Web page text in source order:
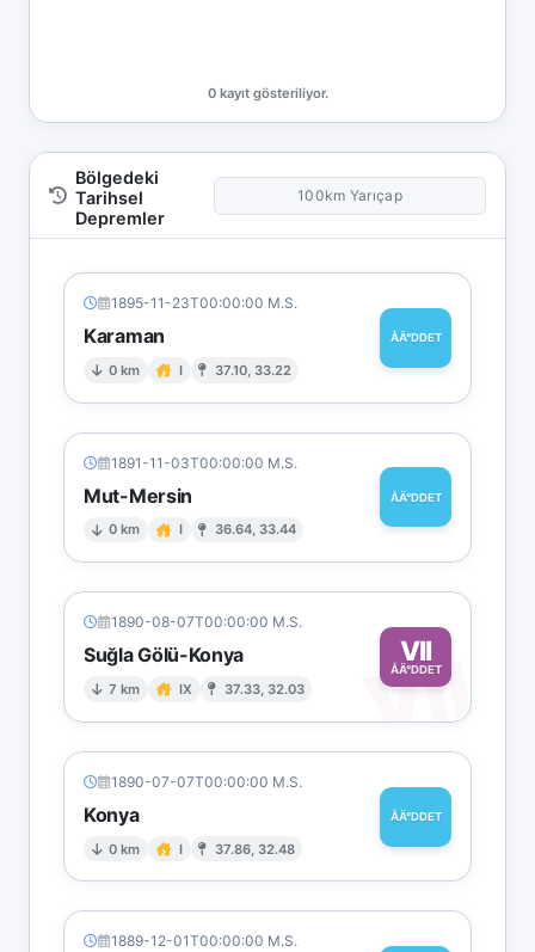
0 kayıt gösteriliyor.
Bölgedeki
Tarihsel
Depremler
100km Yarıçap
1895-11-23T00:00:00 M.S.
Karaman
0 km I 37.10, 33.22
ÅÄ°DDET
1891-11-03T00:00:00 M.S.
Mut-Mersin
0 km I 36.64, 33.44
ÅÄ°DDET
1890-08-07T00:00:00 M.S.
Suğla Gölü-Konya
7 km IX 37.33, 32.03
VII
ÅÄ°DDET
VII
1890-07-07T00:00:00 M.S.
Konya
0 km I 37.86, 32.48
ÅÄ°DDET
1889-12-01T00:00:00 M.S.